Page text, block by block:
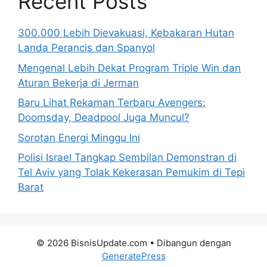
300.000 Lebih Dievakuasi, Kebakaran Hutan
Landa Perancis dan Spanyol
Mengenal Lebih Dekat Program Triple Win dan
Aturan Bekerja di Jerman
Baru Lihat Rekaman Terbaru Avengers:
Doomsday, Deadpool Juga Muncul?
Sorotan Energi Minggu Ini
Polisi Israel Tangkap Sembilan Demonstran di
Tel Aviv yang Tolak Kekerasan Pemukim di Tepi
Barat
© 2026 BisnisUpdate.com • Dibangun dengan
GeneratePress